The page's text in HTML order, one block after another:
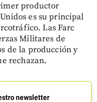
productor
es su principal
Las Farc
Militares de
de la producción y
rechazan.
newsletter